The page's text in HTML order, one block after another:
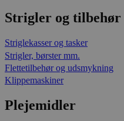
Strigler og tilbehør
Striglekasser og tasker
Strigler, børster mm.
Flettetilbehør og udsmykning
Klippemaskiner
Plejemidler